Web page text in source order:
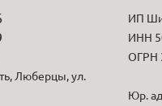
Люберцы, ул.
ИП
ИНН
ОГРН
Юр.